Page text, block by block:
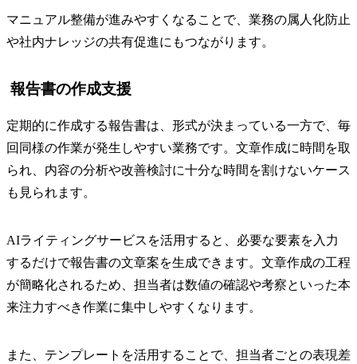
マニュアル整備が進みやすくなることで、業務の属人化防止
や社内ナレッジの共有促進にもつながります。
報告書の作成支援
定期的に作成する報告書は、形式が決まっている一方で、毎
回同様の作業が発生しやすい業務です。文章作成に時間を取
られ、内容の分析や改善検討に十分な時間を割けないケース
も見られます。
AIライティングサービスを活用すると、必要な要素を入力
するだけで報告書の文章案を生成できます。文章作成の工程
が簡略化されるため、担当者は数値の確認や考察といった本
来注力すべき作業に集中しやすくなります。
また、テンプレートを活用することで、担当者ごとの表現差